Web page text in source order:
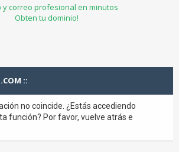
y correo profesional en minutos
Obten tu dominio!
::
no coincide. ¿Estás accediendo
función? Por favor, vuelve atrás e